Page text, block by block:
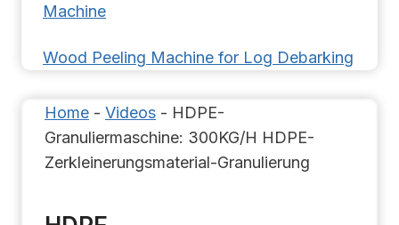
Machine
Wood Peeling Machine for Log Debarking
Home - Videos - HDPE-
Granuliermaschine: 300KG/H HDPE-
Zerkleinerungsmaterial-Granulierung